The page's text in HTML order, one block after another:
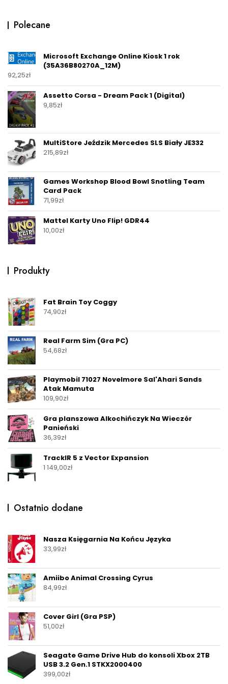
Polecane
Microsoft Exchange Online Kiosk 1 rok
(35A36B80270A_12M)
92,25zł
Assetto Corsa - Dream Pack 1 (Digital)
9,85zł
MultiStore Jeździk Mercedes SLS Biały JE332
215,89zł
Games Workshop Blood Bowl Snotling Team
Card Pack
71,99zł
Mattel Karty Uno Flip! GDR44
10,00zł
Produkty
Fat Brain Toy Coggy
74,90zł
Real Farm Sim (Gra PC)
54,68zł
Playmobil 71027 Novelmore Sal'Ahari Sands
Atak Mamuta
109,90zł
Gra planszowa Alkochińczyk Na Wieczór
Panieński
36,39zł
TrackIR 5 z Vector Expansion
1 149,00zł
Ostatnio dodane
Nasza Księgarnia Na Końcu Języka
33,99zł
Amiibo Animal Crossing Cyrus
84,99zł
Cover Girl (Gra PSP)
51,00zł
Seagate Game Drive Hub do konsoli Xbox 2TB
USB 3.2 Gen.1 STKX2000400
399,00zł